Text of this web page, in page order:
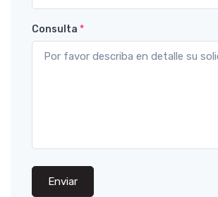
Consulta *
Enviar